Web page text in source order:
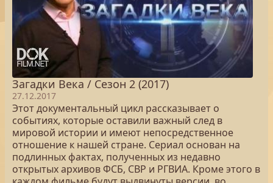
Загадки Века / Сезон 2 (2017)
27.12.2017
Этот документальный цикл рассказывает о
событиях, которые оставили важный след в
мировой истории и имеют непосредственное
отношение к нашей стране. Сериал основан на
подлинных фактах, полученных из недавно
открытых архивов ФСБ, СВР и РГВИА. Кроме этого в